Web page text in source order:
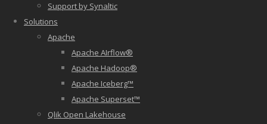
Support by Synaltic
Solutions
Apache
Apache AIrflow®
Apache Hadoop®
Apache Iceberg™
Apache Superset™
Qlik Open Lakehouse